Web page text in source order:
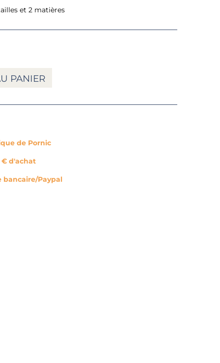
et 2 matières
PANIER
de Pornic
€ d'achat
bancaire/Paypal